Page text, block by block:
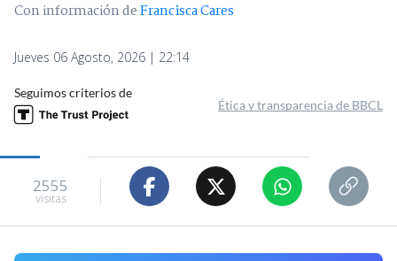
Con información deFrancisca Cares
Jueves 06 Agosto, 2026 | 22:14
Seguimos criterios de
Ética y transparencia de BBCL
2555
visitas